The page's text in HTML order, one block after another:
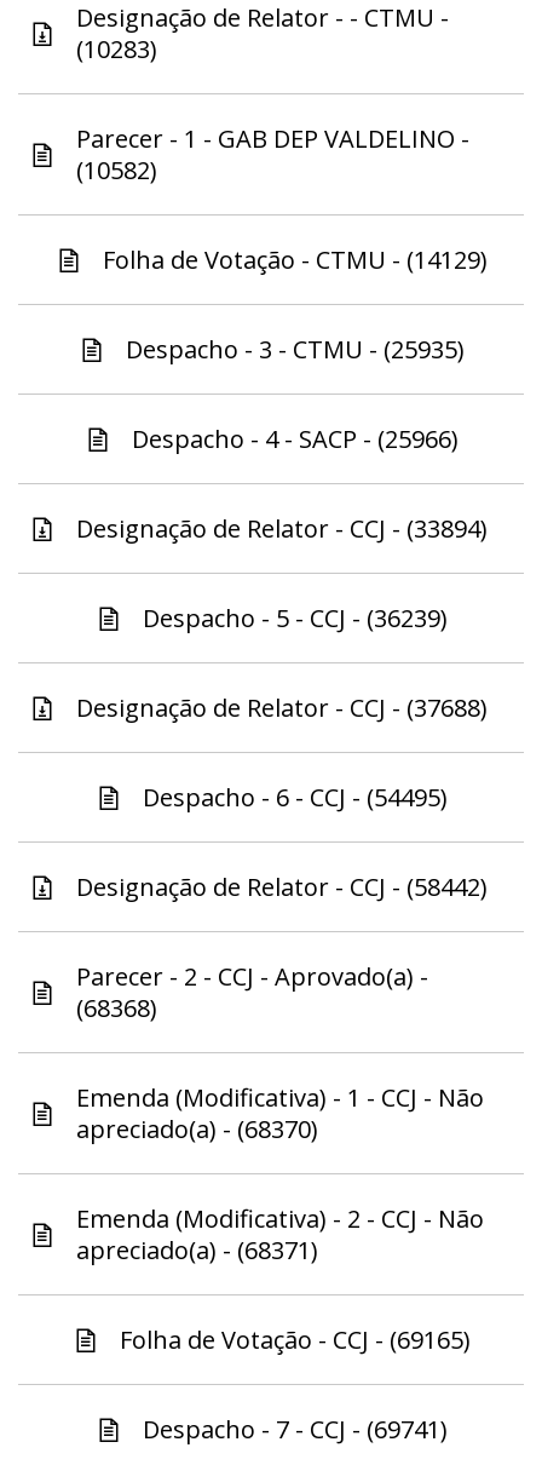
Designação de Relator - - CTMU -
(10283)
Parecer - 1 - GAB DEP VALDELINO -
(10582)
Folha de Votação - CTMU - (14129)
Despacho - 3 - CTMU - (25935)
Despacho - 4 - SACP - (25966)
Designação de Relator - CCJ - (33894)
Despacho - 5 - CCJ - (36239)
Designação de Relator - CCJ - (37688)
Despacho - 6 - CCJ - (54495)
Designação de Relator - CCJ - (58442)
Parecer - 2 - CCJ - Aprovado(a) -
(68368)
Emenda (Modificativa) - 1 - CCJ - Não
apreciado(a) - (68370)
Emenda (Modificativa) - 2 - CCJ - Não
apreciado(a) - (68371)
Folha de Votação - CCJ - (69165)
Despacho - 7 - CCJ - (69741)